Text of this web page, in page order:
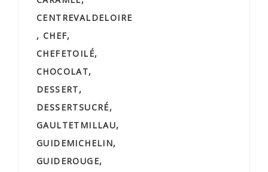
CENTREVALDELOIRE
, CHEF,
CHEFETOILÉ,
CHOCOLAT,
DESSERT,
DESSERTSUCRÉ,
GAULTETMILLAU,
GUIDEMICHELIN,
GUIDEROUGE,